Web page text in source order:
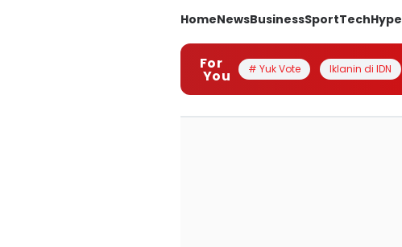
HomeNewsBusinessSportTechHype
For
You # Yuk Vote Iklanin di IDN